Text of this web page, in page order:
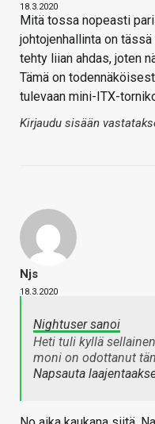
18.3.2020
Mitä tossa nopeasti
johtojenhallinta on
tehty liian ahdas, joten
Tämä on
tulevaan mini-ITX-
Kirjaudu sisään
Njs
18.3.2020
Nightuser sanoi
Heti tuli kyllä
moni on odottanut
Napsauta